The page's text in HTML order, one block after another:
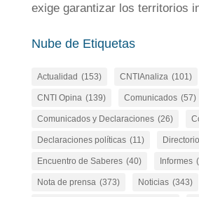
exige garantizar los territorios
Nube de Etiquetas
Actualidad (153) CNTIAnaliza (101)
CNTI Opina (139) Comunicados (57)
Comunicados y Declaraciones (26)
Declaraciones políticas (11)
Encuentro de Saberes (40) Informes
Nota de prensa (373) Noticias (343)